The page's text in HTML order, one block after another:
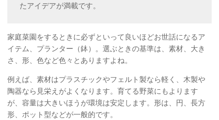
たアイデアが満載です。
家庭菜園をするときに必ずといって良いほどお世話になるア
イテム、プランター（鉢）。選ぶときの基準は、素材、大き
さ、形、色など色々とありますよね。
例えば、素材はプラスチックやフェルト製なら軽く、木製や
陶器なら見栄えがよくなります。育てる野菜にもよります
が、容量は大きいほうが環境は安定します。形は、円、長方
形、ポット型などが一般的です。